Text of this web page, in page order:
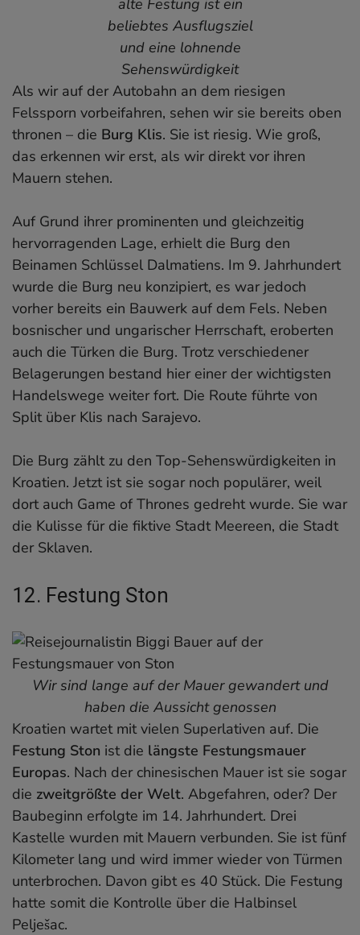
beliebtes Ausflugsziel
und eine lohnende
Sehenswürdigkeit
Als wir auf der Autobahn an dem riesigen
Felssporn vorbeifahren, sehen wir sie bereits oben
thronen – die Burg Klis. Sie ist riesig. Wie groß,
das erkennen wir erst, als wir direkt vor ihren
Mauern stehen.
Auf Grund ihrer prominenten und gleichzeitig
hervorragenden Lage, erhielt die Burg den
Beinamen Schlüssel Dalmatiens. Im 9. Jahrhundert
wurde die Burg neu konzipiert, es war jedoch
vorher bereits ein Bauwerk auf dem Fels. Neben
bosnischer und ungarischer Herrschaft, eroberten
auch die Türken die Burg. Trotz verschiedener
Belagerungen bestand hier einer der wichtigsten
Handelswege weiter fort. Die Route führte von
Split über Klis nach Sarajevo.
Die Burg zählt zu den Top-Sehenswürdigkeiten in
Kroatien. Jetzt ist sie sogar noch populärer, weil
dort auch Game of Thrones gedreht wurde. Sie war
die Kulisse für die fiktive Stadt Meereen, die Stadt
der Sklaven.
12. Festung Ston
Wir sind lange auf der Mauer gewandert und
haben die Aussicht genossen
Kroatien wartet mit vielen Superlativen auf. Die
Festung Ston ist die längste Festungsmauer
Europas. Nach der chinesischen Mauer ist sie sogar
die zweitgrößte der Welt. Abgefahren, oder? Der
Baubeginn erfolgte im 14. Jahrhundert. Drei
Kastelle wurden mit Mauern verbunden. Sie ist fünf
Kilometer lang und wird immer wieder von Türmen
unterbrochen. Davon gibt es 40 Stück. Die Festung
hatte somit die Kontrolle über die Halbinsel
Pelješac.